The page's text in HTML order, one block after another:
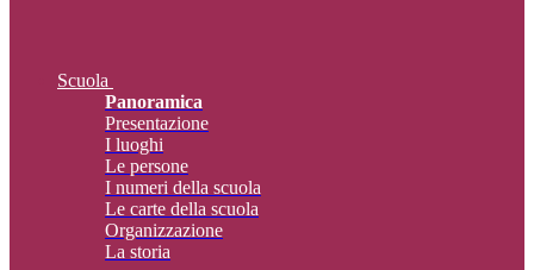
Scuola
Panoramica
Presentazione
I luoghi
Le persone
I numeri della scuola
Le carte della scuola
Organizzazione
La storia